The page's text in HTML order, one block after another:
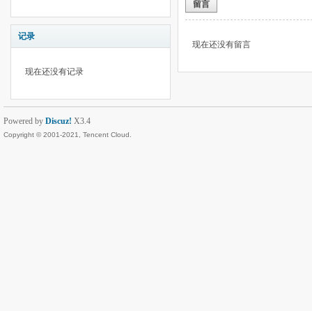
记录
现在还没有记录
留言
现在还没有留言
Powered by Discuz! X3.4
Copyright © 2001-2021, Tencent Cloud.